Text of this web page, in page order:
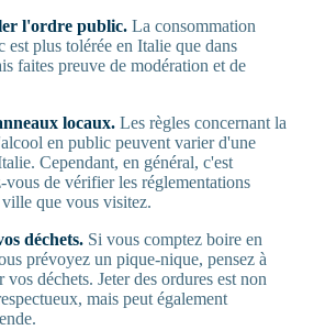
l'ordre public. La consommation
est plus tolérée en Italie que dans
faites preuve de modération et de
locaux. Les règles concernant la
en public peuvent varier d'une
Cependant, en général, c'est
vous de vérifier les réglementations
que vous visitez.
déchets. Si vous comptez boire en
prévoyez un pique-nique, pensez à
vos déchets. Jeter des ordures est non
mais peut également